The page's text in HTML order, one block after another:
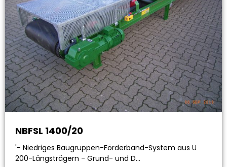
NBFSL 1400/20
'- Niedriges Baugruppen-Förderband-System aus U
200-Längsträgern - Grund- und D…